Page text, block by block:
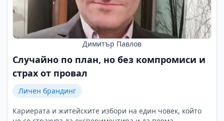
Димитър Павлов
Случайно по план, но без компромиси и
страх от провал
Личен брандинг
Кариерата и житейските избори на един човек, който